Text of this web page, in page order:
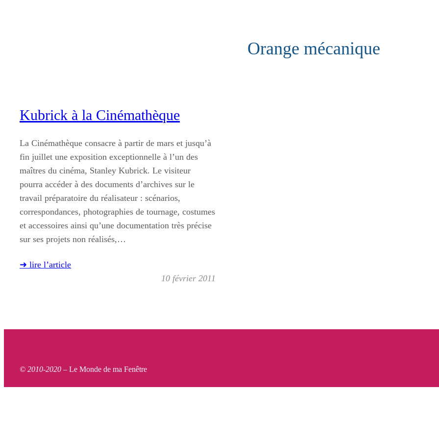
Orange mécanique
Kubrick à la Cinémathèque
La Cinémathèque consacre à partir de mars et jusqu’à
fin juillet une exposition exceptionnelle à l’un des
maîtres du cinéma, Stanley Kubrick. Le visiteur
pourra accéder à des documents d’archives sur le
travail préparatoire du réalisateur : scénarios,
correspondances, photographies de tournage, costumes
et accessoires ainsi qu’une documentation très précise
sur ses projets non réalisés,…
➜ lire l’article
10 février 2011
© 2010-2020 – Le Monde de ma Fenêtre